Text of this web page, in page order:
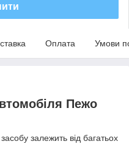
Оплата Умови
Пежо
залежить від багатьох